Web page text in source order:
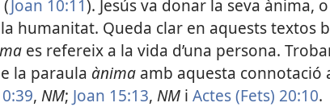
Joan 10:11). Jesús va donar la seva ànima,
humanitat. Queda clar en aquests textos
es refereix a la vida d’una persona.
la paraula ànima amb aquesta connotació
, NM; Joan 15:13, NM i Actes (Fets) 20:10.